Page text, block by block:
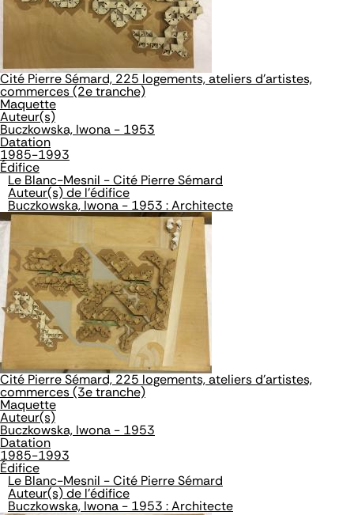
Cité Pierre Sémard, 225 logements, ateliers d'artistes,
commerces (2e tranche)
Maquette
Auteur(s)
Buczkowska, Iwona - 1953
Datation
1985-1993
Édifice
Le Blanc-Mesnil - Cité Pierre Sémard
Auteur(s) de l'édifice
Buczkowska, Iwona - 1953 : Architecte
Cité Pierre Sémard, 225 logements, ateliers d'artistes,
commerces (3e tranche)
Maquette
Auteur(s)
Buczkowska, Iwona - 1953
Datation
1985-1993
Édifice
Le Blanc-Mesnil - Cité Pierre Sémard
Auteur(s) de l'édifice
Buczkowska, Iwona - 1953 : Architecte